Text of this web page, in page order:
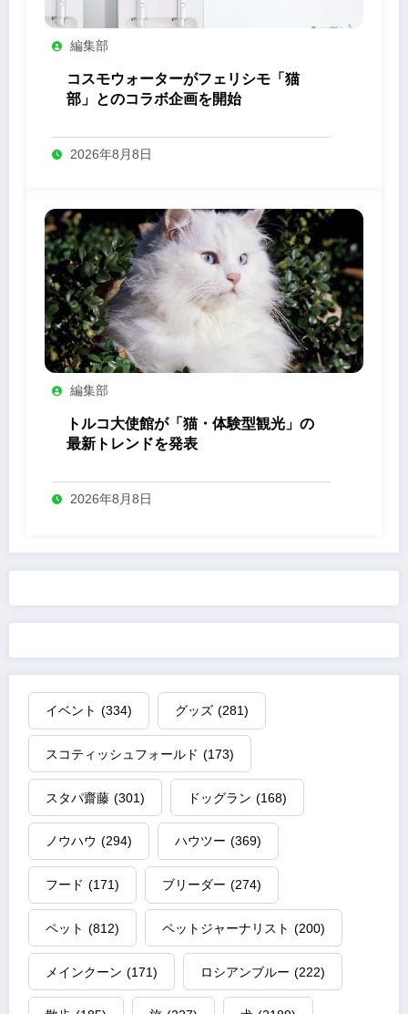
編集部
コスモウォーターがフェリシモ「猫
部」とのコラボ企画を開始
2026年8月8日
編集部
トルコ大使館が「猫・体験型観光」の
最新トレンドを発表
2026年8月8日
イベント (334) グッズ (281)
スコティッシュフォールド (173)
スタパ齋藤 (301) ドッグラン (168)
ノウハウ (294) ハウツー (369)
フード (171) ブリーダー (274)
ペット (812) ペットジャーナリスト (200)
メインクーン (171) ロシアンブルー (222)